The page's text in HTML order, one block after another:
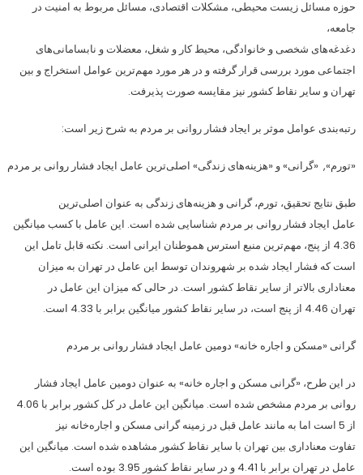
حوزه مسائل زیست محیطی، مشکلات اقتصادی، مسائل مربوط به امنیت در
جامعه،
دغدغه‌های شخصی و خانوادگی، محیط کار و شغل، معضلات و نابسامانی‌های
اجتماعی مورد بررسی قرار گرفته و در هر مورد مهم‌ترین عوامل استخراج و بین
تهران و سایر نقاط کشور نیز مقایسه صورت پذیرفت.
رتبه‌بندی عوامل موثر بر ایجاد فشار روانی بر مردم به شرح زیر است:
«تورم», «گرانی» و «هزینه‌های زندگی» اصلی‌ترین عامل ایجاد فشار روانی بر مردم
طبق نتایج تحقیق، تورم، گرانی و هزینه‌های زندگی به عنوان اصلی‌ترین
عامل ایجاد فشار روانی بر مردم شناسایی شده است. این عامل با کسب میانگین
4.36 از پنج، مهم‌ترین منبع استرس هموطنان ایرانی است. نکته قابل تامل این
است که فشار ایجاد شده بر شهروندان توسط این عامل در تهران به میزان
معناداری بالاتر از سایر نقاط کشور است. در حالی که میزان این عامل در
تهران 4.46 از پنج است، در سایر نقاط کشور میانگین برابر با 4.33 است.
گرانی «مسکن و اجاره خانه» دومین عامل ایجاد فشار روانی بر مردم
در این طرح، «گرانی مسکن و اجاره خانه»‌ به عنوان دومین عامل ایجاد فشار
روانی بر مردم مشخص شده است. میانگین این عامل در کل کشور برابر با 4.06
از 5 است اما به مانند عامل قبل در زمینه گرانی مسکن و اجاره‌خانه نیز
تفاوت معناداری بین تهران با سایر نقاط کشور مشاهده شده است. میانگین این
عامل در تهران برابر با 4.41 و در سایر نقاط کشور 3.95 بوده است.